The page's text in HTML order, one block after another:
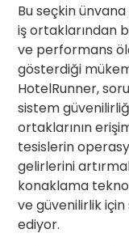
Bu seçkin
iş ortaklarından
ve performans
gösterdiği
HotelRunner,
sistem
ortaklarının
tesislerin
gelirlerini
konaklama
ve güvenilirlik
ediyor.